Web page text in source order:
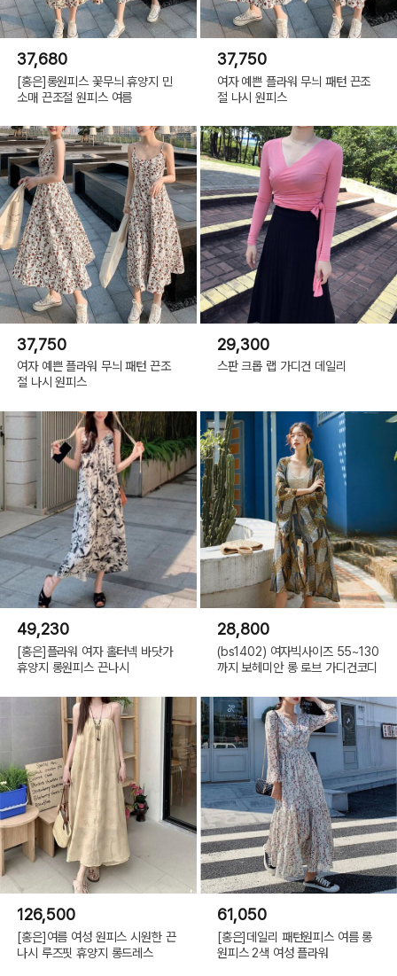
본 제품을 구매하시면 원활한 배송을 위해 꼭 필요한 고객님의 개인정보를 (성함 주소 전
화번호 등) 택배사 및 제 3업체에서 이용하는 것에 동의하시는 것으로 간주됩니다.
개인정보는 배송 외의 용도로는 절대 사용되지 않으니 안심하시기 바랍니다. 안전하게 배
송해 드리겠습니다.
* 전자상거래에 관련 상품정보 제공에 관한 고시 항목에 의거 본
□ 상품의 거래정보 제품하자가 아닌 소비자의 단순변심, 착오구매에 따른 청약철회가 불가능한 경
37,680
[홍은]롱원피스 꽃무늬 휴양지 민
소매 끈조절 원피스 여름
37,750
여자 예쁜 플라워 무늬 패턴 끈조
절 나시 원피스
37,750
여자 예쁜 플라워 무늬 패턴 끈조
절 나시 원피스
29,300
스판 크롭 랩 가디건 데일리
49,230
[홍은]플라워 여자 홀터넥 바닷가
휴양지 롱원피스 끈나시
28,800
(bs1402) 여자빅사이즈 55~130
까지 보헤미안 롱 로브 가디건코디
126,500
[홍은]여름 여성 원피스 시원한 끈
나시 루즈핏 휴양지 롱드레스
61,050
[홍은]데일리 패턴원피스 여름 롱
원피스 2색 여성 플라워